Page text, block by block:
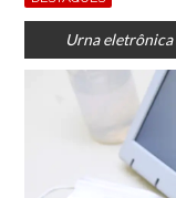
Urna